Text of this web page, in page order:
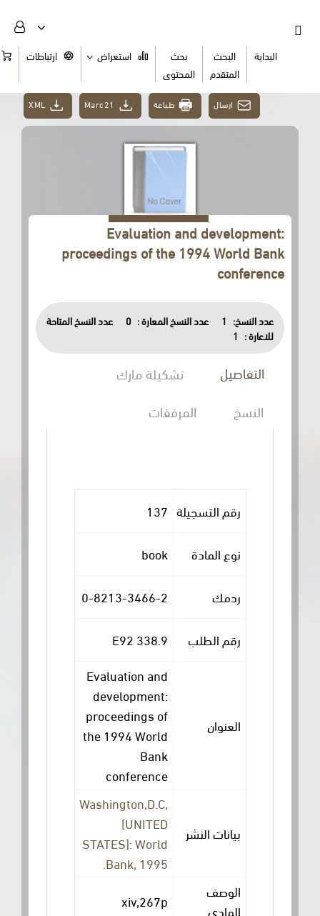
البحث
بحث
المحتوى
استعراض ارتباطات السلة
ارسال طباعة Marc21
Evaluation and development:
proceedings of the 1994 World Bank
conference
عدد النسخ: 1 عدد النسخ المعارة : 0
عدد النسخ المتاحة
للاعارة :
1
التفاصيل
تشكيلة مارك
المرفقات
رقم التسجيلة 137
نوع المادة book
0-8213-3466-2
رقم الطلب 338.9 E92
Evaluation and
development:
proceedings of
the 1994 World
conference
بيانات النشر
Washington,D.C,
[UNITED
STATES]: World
Bank, 1995.
الوصف
xiv,267p